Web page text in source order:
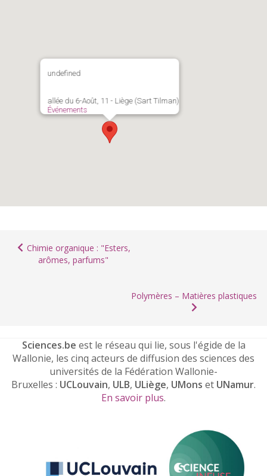
undefined
allée du 6-Août, 11 - Liège (Sart Tilman)
Événements
Chimie organique : "Esters,
arômes, parfums"
Polymères – Matières plastiques
Sciences.be est le réseau qui lie, sous l'égide de la
Wallonie, les cinq acteurs de diffusion des sciences des
universités de la Fédération Wallonie-
Bruxelles : UCLouvain, ULB, ULiège, UMons et UNamur.
En savoir plus.